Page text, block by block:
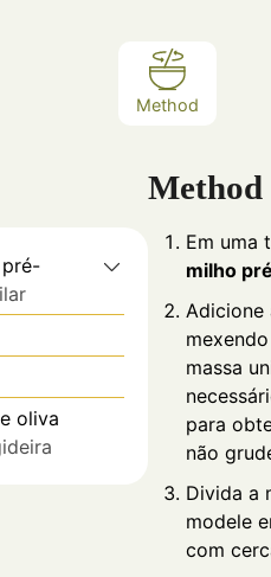
Method
oliva
Method
Em uma
milho
Adicione
massa
para
não
Divida a
modele
com